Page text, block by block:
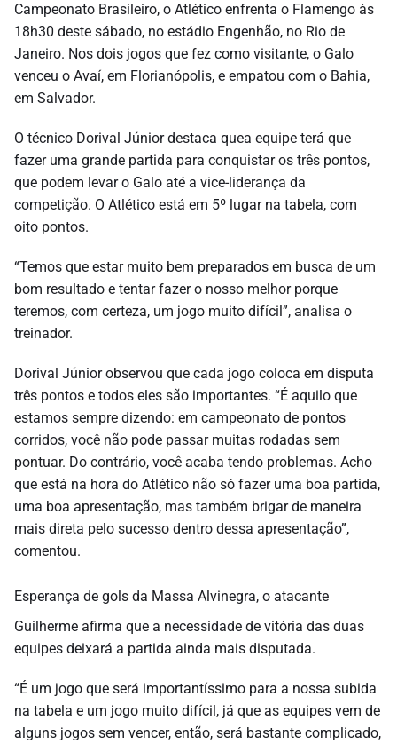
Campeonato Brasileiro, o Atlético enfrenta o Flamengo às
18h30 deste sábado, no estádio Engenhão, no Rio de
Janeiro. Nos dois jogos que fez como visitante, o Galo
venceu o Avaí, em Florianópolis, e empatou com o Bahia,
em Salvador.
O técnico Dorival Júnior destaca quea equipe terá que
fazer uma grande partida para conquistar os três pontos,
que podem levar o Galo até a vice-liderança da
competição. O Atlético está em 5º lugar na tabela, com
oito pontos.
“Temos que estar muito bem preparados em busca de um
bom resultado e tentar fazer o nosso melhor porque
teremos, com certeza, um jogo muito difícil”, analisa o
treinador.
Dorival Júnior observou que cada jogo coloca em disputa
três pontos e todos eles são importantes. “É aquilo que
estamos sempre dizendo: em campeonato de pontos
corridos, você não pode passar muitas rodadas sem
pontuar. Do contrário, você acaba tendo problemas. Acho
que está na hora do Atlético não só fazer uma boa partida,
uma boa apresentação, mas também brigar de maneira
mais direta pelo sucesso dentro dessa apresentação”,
comentou.
Esperança de gols da Massa Alvinegra, o atacante
Guilherme afirma que a necessidade de vitória das duas
equipes deixará a partida ainda mais disputada.
“É um jogo que será importantíssimo para a nossa subida
na tabela e um jogo muito difícil, já que as equipes vem de
alguns jogos sem vencer, então, será bastante complicado,